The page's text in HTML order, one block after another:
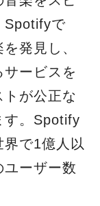
Spotifyで
発見し、
ービスを
トが公正な
す。Spotify
で1億人以
ーザー数